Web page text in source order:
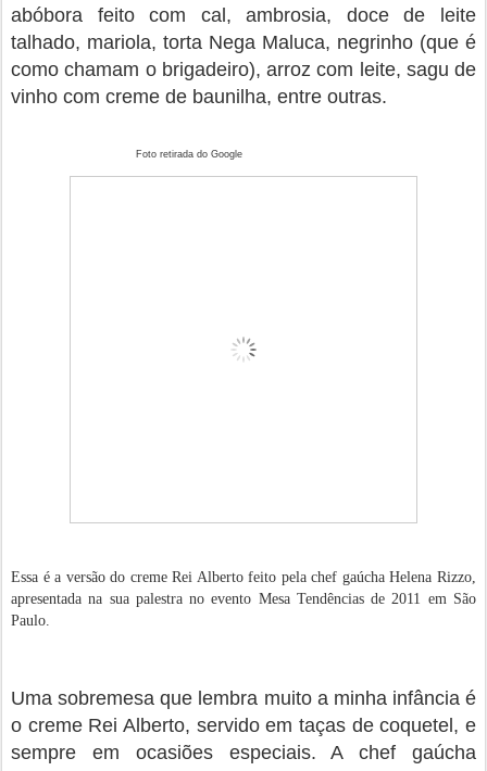
abóbora feito com cal, ambrosia, doce de leite
talhado, mariola, torta Nega Maluca, negrinho (que é
como chamam o brigadeiro), arroz com leite, sagu de
vinho com creme de baunilha, entre outras.
Foto retirada do Google
Essa é a versão do creme Rei Alberto feito pela chef gaúcha Helena Rizzo,
apresentada na sua palestra no evento Mesa Tendências de 2011 em São
Paulo.
Uma sobremesa que lembra muito a minha infância é
o creme Rei Alberto, servido em taças de coquetel, e
sempre em ocasiões especiais. A chef gaúcha